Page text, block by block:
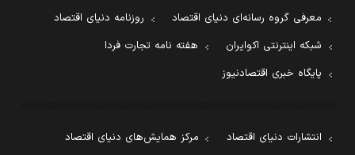
معرفی گروه رسانه‌ای دنیای اقتصاد
روزنامه دنیای اقتصاد
شبکه اینترنتی اکوایران
هفته نامه تجارت فردا
پایگاه خبری اقتصادنیوز
انتشارات دنیای اقتصاد
مرکز همایش‌های دنیای اقتصاد